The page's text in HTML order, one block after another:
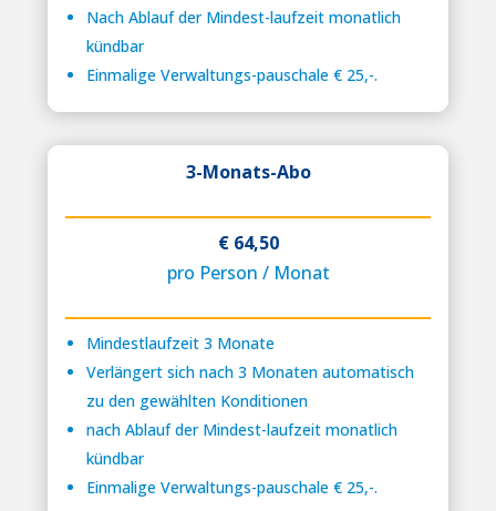
Nach Ablauf der Mindest-laufzeit monatlich
kündbar
Einmalige Verwaltungs-pauschale € 25,-.
3-Monats-Abo
€ 64,50
pro Person / Monat
Mindestlaufzeit 3 Monate
Verlängert sich nach 3 Monaten automatisch
zu den gewählten Konditionen
nach Ablauf der Mindest-laufzeit monatlich
kündbar
Einmalige Verwaltungs-pauschale € 25,-.